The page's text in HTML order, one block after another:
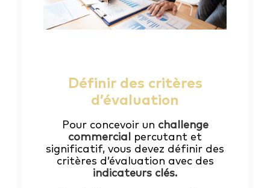
Définir des critères
d’évaluation
Pour concevoir un challenge
commercial percutant et
significatif, vous devez définir des
critères d’évaluation avec des
indicateurs clés.